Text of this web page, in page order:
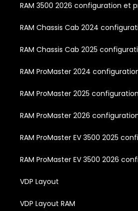
RAM 3500 2026 configuration et
RAM Chassis Cab 2024
RAM Chassis Cab 2025
RAM ProMaster 2024
RAM ProMaster 2025
RAM ProMaster 2026
RAM ProMaster EV 3500 2025
RAM ProMaster EV 3500 2026
VDP Layout
VDP Layout RAM